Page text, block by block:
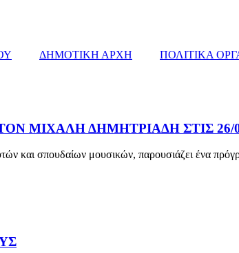
ΔΗΜΟΤΙΚΗ ΑΡΧΗ ΠΟΛΙΤΙΚΑ
ΜΙΧΑΛΗ ΔΗΜΗΤΡΙΑΔΗ ΣΤΙΣ 26/
και σπουδαίων μουσικών, παρουσιάζει ένα